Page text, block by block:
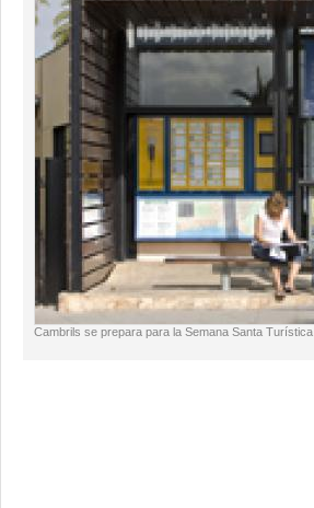
Cambrils se prepara para la Semana Santa Turística